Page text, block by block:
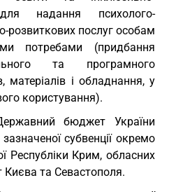
надання психолого-
розвиткових послуг особам
потребами (придбання
та програмного
матеріалів і обладнання, у
користування).
бюджет України
субвенції окремо
Республіки Крим, обласних
та Севастополя.